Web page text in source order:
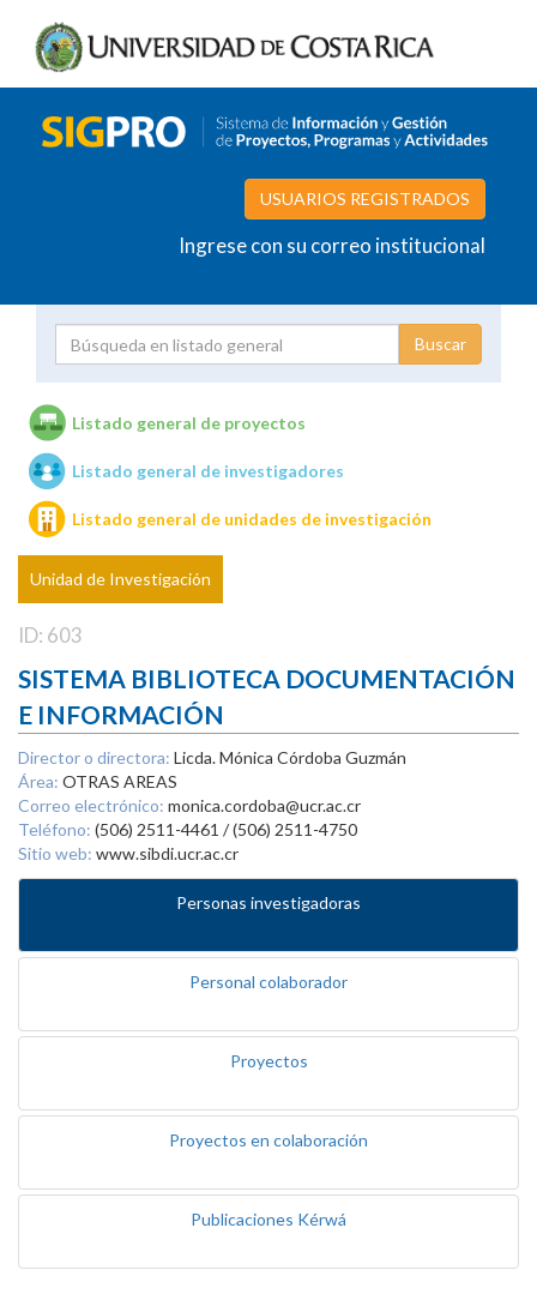
USUARIOS REGISTRADOS
Ingrese con su correo institucional
Unidades de investigación
Listado general de proyectos
Listado general de investigadores
Listado general de unidades de investigación
Unidad de Investigación
ID: 603
SISTEMA BIBLIOTECA DOCUMENTACIÓN
E INFORMACIÓN
Director o directora: Licda. Mónica Córdoba Guzmán
Área: OTRAS AREAS
Correo electrónico: monica.cordoba@ucr.ac.cr
Teléfono: (506) 2511-4461 / (506) 2511-4750
Sitio web: www.sibdi.ucr.ac.cr
Personas investigadoras
Personal colaborador
Proyectos
Proyectos en colaboración
Publicaciones Kérwá